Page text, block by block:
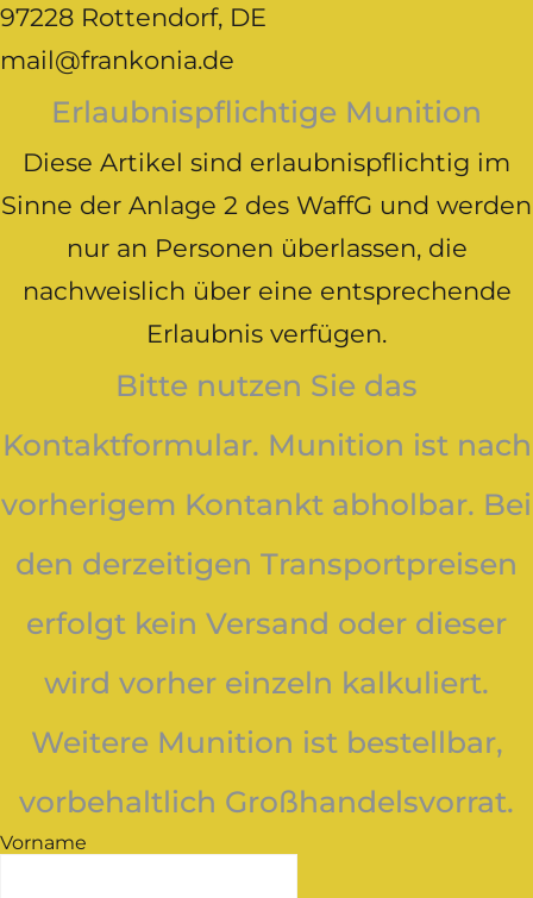
97228 Rottendorf, DE
mail@frankonia.de
Erlaubnispflichtige Munition
Diese Artikel sind erlaubnispflichtig im
Sinne der Anlage 2 des WaffG und werden
nur an Personen überlassen, die
nachweislich über eine entsprechende
Erlaubnis verfügen.
Bitte nutzen Sie das
Kontaktformular. Munition ist nach
vorherigem Kontankt abholbar. Bei
den derzeitigen Transportpreisen
erfolgt kein Versand oder dieser
wird vorher einzeln kalkuliert.
Weitere Munition ist bestellbar,
vorbehaltlich Großhandelsvorrat.
Vorname